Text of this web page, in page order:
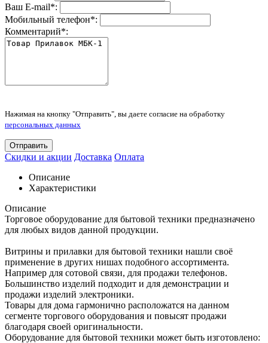
Ваш E-mail*:
Мобильный телефон*:
Комментарий*:
Нажимая на кнопку "Отправить", вы даете согласие на обработку
персональных данных
Отправить
Скидки и акции Доставка Оплата
Описание
Характеристики
Описание
Торговое оборудование для бытовой техники предназначено
для любых видов данной продукции.
Витрины и прилавки для бытовой техники нашли своё
применение в других нишах подобного ассортимента.
Например для сотовой связи, для продажи телефонов.
Большинство изделий подходит и для демонстрации и
продажи изделий электроники.
Товары для дома гармонично расположатся на данном
сегменте торгового оборудования и повысят продажи
благодаря своей оригинальности.
Оборудование для бытовой техники может быть изготовлено: